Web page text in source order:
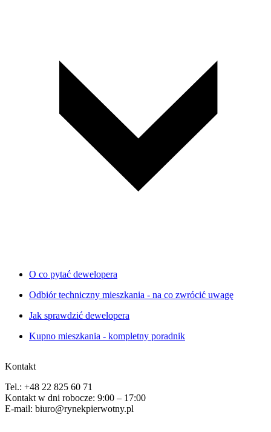
O co pytać dewelopera
Odbiór techniczny mieszkania - na co zwrócić uwagę
Jak sprawdzić dewelopera
Kupno mieszkania - kompletny poradnik
Kontakt
Tel.: +48 22 825 60 71
Kontakt w dni robocze: 9:00 – 17:00
E-mail: biuro@rynekpierwotny.pl